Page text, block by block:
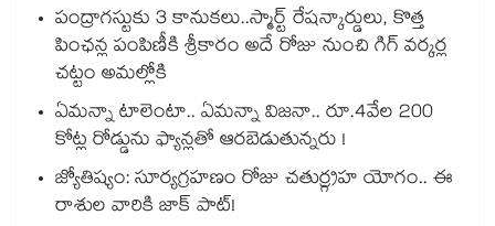
పంద్రాగస్టుకు 3 కానుకలు..స్మార్ట్ రేషన్కార్డులు, కొత్త
పింఛన్ల పంపిణీకి శ్రీకారం అదే రోజు నుంచి గిగ్ వర్కర్ల
చట్టం అమల్లోకి
ఏమన్నా టాలెంటా.. ఏమన్నా విజనా.. రూ.4వేల 200
కోట్ల రోడ్డును ఫ్యాన్లతో ఆరబెడుతున్నరు !
జ్యోతిష్యం: సూర్యగ్రహణం రోజు చతుర్గ్రహ యోగం.. ఈ
రాశుల వారికి జాక్ పాట్!